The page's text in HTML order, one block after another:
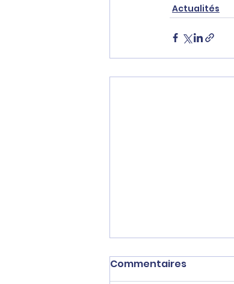
Actualités
Commentaires